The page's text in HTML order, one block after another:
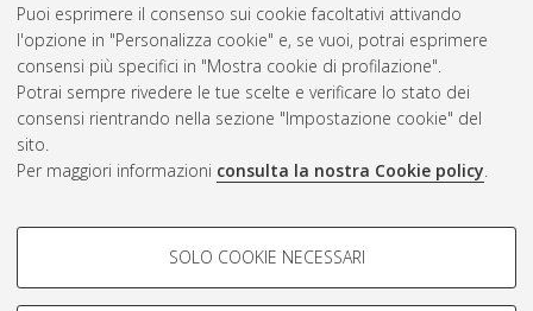
Puoi esprimere il consenso sui cookie facoltativi attivando
l'opzione in "Personalizza cookie" e, se vuoi, potrai esprimere
consensi più specifici in "Mostra cookie di profilazione".
Potrai sempre rivedere le tue scelte e verificare lo stato dei
consensi rientrando nella sezione "Impostazione cookie" del
sito.
Per maggiori informazioni consulta la nostra Cookie policy.
COOKIE DI PROFILAZIONE -
SOLO COOKIE NECESSARI
Atom
Rss
2.0
AMS Acta
ISSN: 2038-7954
re3data.org -
doi.org/10.17616/R3P19R
Servizio implementato e
Impostazioni Cookie
repository